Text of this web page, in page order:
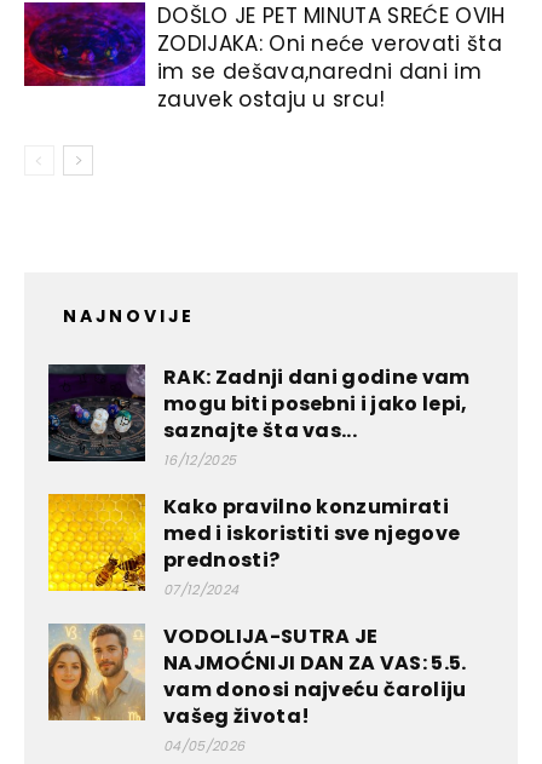
DOŠLO JE PET MINUTA SREĆE OVIH
ZODIJAKA: Oni neće verovati šta
im se dešava,naredni dani im
zauvek ostaju u srcu!
NAJNOVIJE
RAK: Zadnji dani godine vam
mogu biti posebni i jako lepi,
saznajte šta vas...
16/12/2025
Kako pravilno konzumirati
med i iskoristiti sve njegove
prednosti?
07/12/2024
VODOLIJA-SUTRA JE
NAJMOĆNIJI DAN ZA VAS: 5.5.
vam donosi najveću čaroliju
vašeg života!
04/05/2026